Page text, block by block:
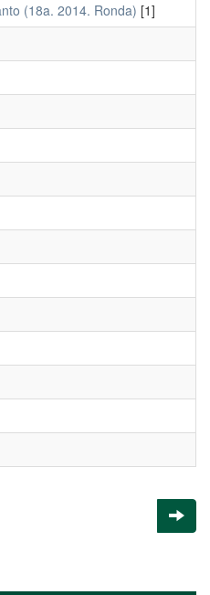
(18a. 2014. Ronda) [1]